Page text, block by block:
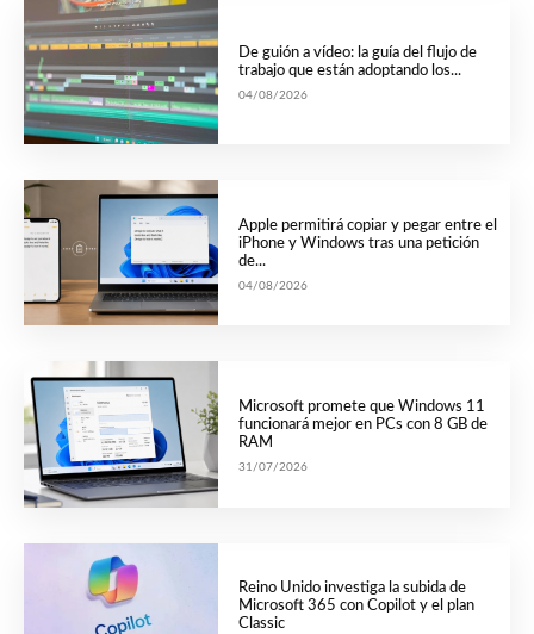
De guión a vídeo: la guía del flujo de
trabajo que están adoptando los...
04/08/2026
Apple permitirá copiar y pegar entre el
iPhone y Windows tras una petición
de...
04/08/2026
Microsoft promete que Windows 11
funcionará mejor en PCs con 8 GB de
RAM
31/07/2026
Reino Unido investiga la subida de
Microsoft 365 con Copilot y el plan
Classic